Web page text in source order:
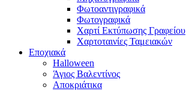
Φωτοαντιγραφικά
Φωτογραφικά
Χαρτί Εκτύπωσης Γραφείου
Χαρτοταινίες Ταμειακών
Εποχιακά
Halloween
Άγιος Βαλεντίνος
Αποκριάτικα